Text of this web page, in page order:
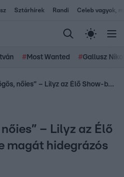
Sztárhírek Randi Celeb vagyok,
# Most Wanted #Gallusz
„Hibátlan, dögös, nőies” – Lilyz az Élő Show-ba énekelte magát hidegrázós dalával
– Lilyz az Élő
magát hidegrázós